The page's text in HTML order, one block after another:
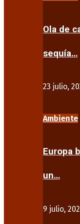
Ola de
sequía…
23 julio,
Ambiente
Europa
un…
9 julio,